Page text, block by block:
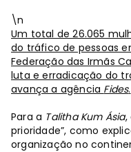
\n
Um total de 26.065
do tráfico de pessoas
Federação das Irmãs
luta e erradicação do
avança a agência Fides.
Para a Talitha Kum Ásia,
prioridade”, como
organização no